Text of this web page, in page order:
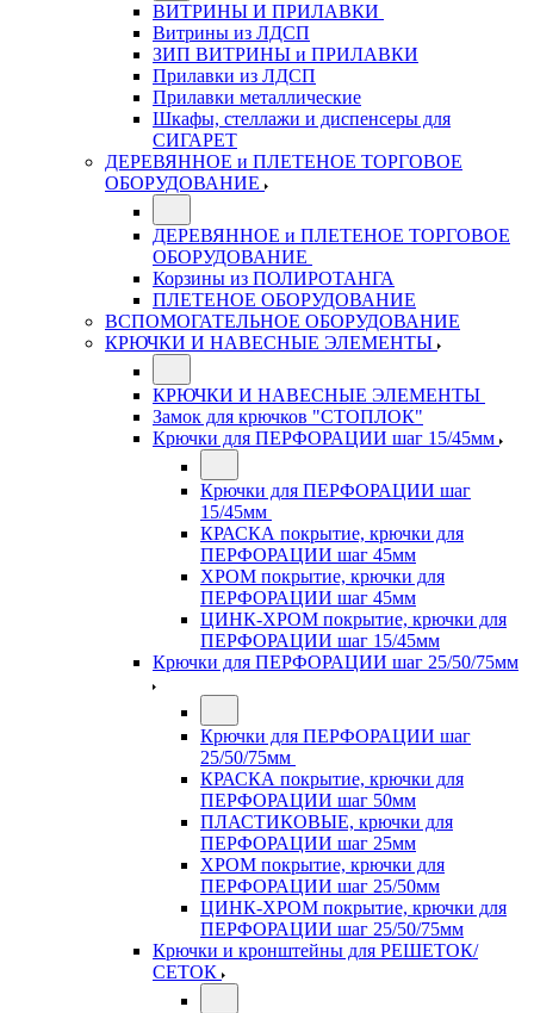
ВИТРИНЫ И ПРИЛАВКИ
Витрины из ЛДСП
ЗИП ВИТРИНЫ и ПРИЛАВКИ
Прилавки из ЛДСП
Прилавки металлические
Шкафы, стеллажи и диспенсеры для
СИГАРЕТ
ДЕРЕВЯННОЕ и ПЛЕТЕНОЕ ТОРГОВОЕ
ОБОРУДОВАНИЕ
ДЕРЕВЯННОЕ и ПЛЕТЕНОЕ ТОРГОВОЕ
ОБОРУДОВАНИЕ
Корзины из ПОЛИРОТАНГА
ПЛЕТЕНОЕ ОБОРУДОВАНИЕ
ВСПОМОГАТЕЛЬНОЕ ОБОРУДОВАНИЕ
КРЮЧКИ И НАВЕСНЫЕ ЭЛЕМЕНТЫ
КРЮЧКИ И НАВЕСНЫЕ ЭЛЕМЕНТЫ
Замок для крючков "СТОПЛОК"
Крючки для ПЕРФОРАЦИИ шаг 15/45мм
Крючки для ПЕРФОРАЦИИ шаг
15/45мм
КРАСКА покрытие, крючки для
ПЕРФОРАЦИИ шаг 45мм
ХРОМ покрытие, крючки для
ПЕРФОРАЦИИ шаг 45мм
ЦИНК-ХРОМ покрытие, крючки для
ПЕРФОРАЦИИ шаг 15/45мм
Крючки для ПЕРФОРАЦИИ шаг 25/50/75мм
Крючки для ПЕРФОРАЦИИ шаг
25/50/75мм
КРАСКА покрытие, крючки для
ПЕРФОРАЦИИ шаг 50мм
ПЛАСТИКОВЫЕ, крючки для
ПЕРФОРАЦИИ шаг 25мм
ХРОМ покрытие, крючки для
ПЕРФОРАЦИИ шаг 25/50мм
ЦИНК-ХРОМ покрытие, крючки для
ПЕРФОРАЦИИ шаг 25/50/75мм
Крючки и кронштейны для РЕШЕТОК/
СЕТОК